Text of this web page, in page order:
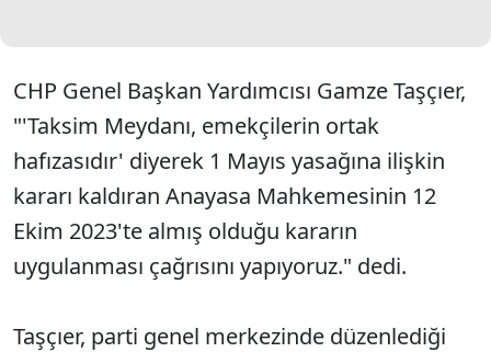
CHP Genel Başkan Yardımcısı Gamze Taşçıer,
"'Taksim Meydanı, emekçilerin ortak
hafızasıdır' diyerek 1 Mayıs yasağına ilişkin
kararı kaldıran Anayasa Mahkemesinin 12
Ekim 2023'te almış olduğu kararın
uygulanması çağrısını yapıyoruz." dedi.
Taşçıer, parti genel merkezinde düzenlediği